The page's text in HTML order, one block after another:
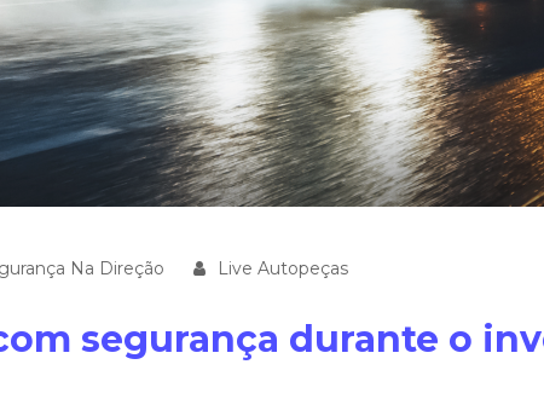
Na Direção Live Autopeças
segurança durante o